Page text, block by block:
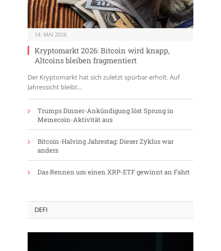
14. MAI 2026
Kryptomarkt 2026: Bitcoin wird knapp,
Altcoins bleiben fragmentiert
Der Kryptomarkt hat sich zuletzt spürbar erholt. Auf
Jahressicht bleibt…
Trumps Dinner-Ankündigung löst Sprung in
Memecoin-Aktivität aus
Bitcoin-Halving Jahrestag: Dieser Zyklus war
anders
Das Rennen um einen XRP-ETF gewinnt an Fahrt
DEFI